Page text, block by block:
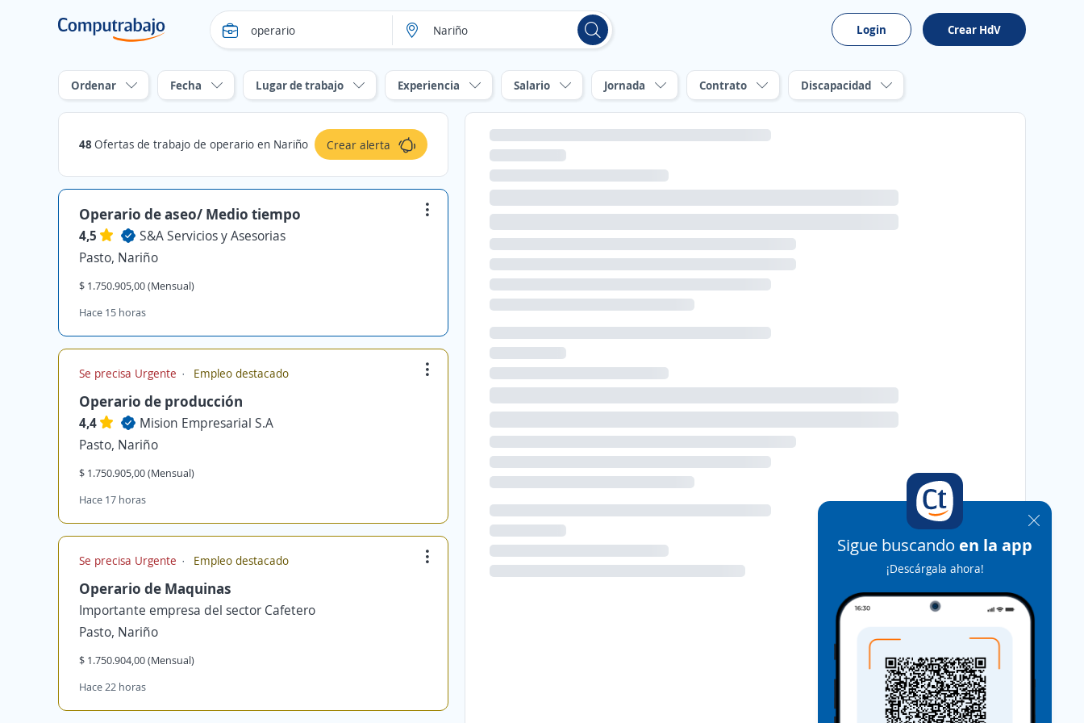
Login Crear HdV
Ordenar Fecha Lugar de trabajo Experiencia Salario Jornada Contrato Discapacidad
48 Ofertas de trabajo de operario en Nariño Crear alerta
Operario de aseo/ Medio tiempo
4,5
S&A Servicios y Asesorias
Pasto, Nariño
$ 1.750.905,00 (Mensual)
Hace 15 horas
Se precisa Urgente Empleo destacado
Operario de producción
4,4
Mision Empresarial S.A
Pasto, Nariño
$ 1.750.905,00 (Mensual)
Hace 17 horas
Se precisa Urgente Empleo destacado
Operario de Maquinas
Importante empresa del sector Cafetero
Pasto, Nariño
$ 1.750.904,00 (Mensual)
Hace 22 horas
Sigue buscando en la app
¡Descárgala ahora!